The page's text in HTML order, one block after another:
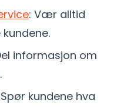
: Vær alltid
informasjon om
kundene hva